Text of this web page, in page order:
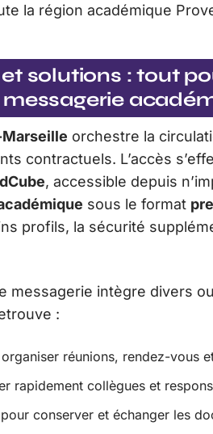
la région académique
solutions : tout
orchestre la
contractuels. L’accès
, accessible depuis
sous le format
profils, la sécurité
messagerie intègre divers
:
réunions, rendez-vous
rapidement collègues et
pour conserver et échanger les